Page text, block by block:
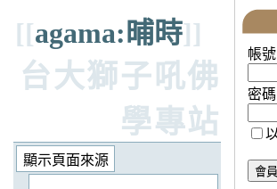
[[agama:晡時]]
台大獅子吼佛
學專站
帳號
密碼